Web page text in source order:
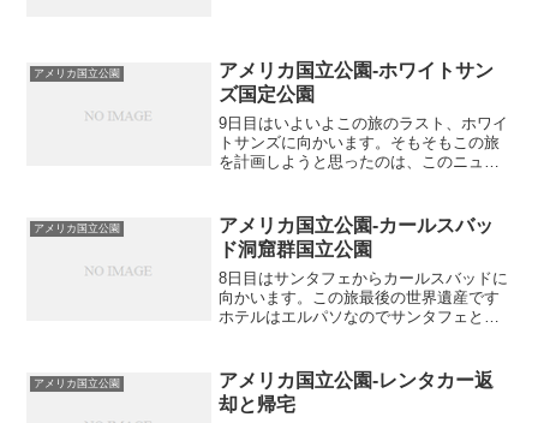
殆ど選択肢がなかった...
アメリカ国立公園
アメリカ国立公園-ホワイトサン
ズ国定公園
9日目はいよいよこの旅のラスト、ホワイ
トサンズに向かいます。そもそもこの旅
を計画しようと思ったのは、このニュー
回るものはなく、興味がある公園が入っ
ていなかったり、興味が...
アメリカ国立公園
アメリカ国立公園-カールスバッ
ド洞窟群国立公園
8日目はサンタフェからカールスバッドに
向かいます。この旅最後の世界遺産です
ホテルはエルパソなのでサンタフェとの
が、値段が値段だったので。ロズウェル
には2時間程で到着。U...
アメリカ国立公園
アメリカ国立公園-レンタカー返
却と帰宅